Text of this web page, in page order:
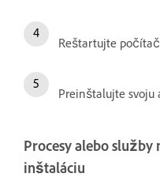
Reštartujte
Preinštalujte svoju
Procesy alebo
inštaláciu